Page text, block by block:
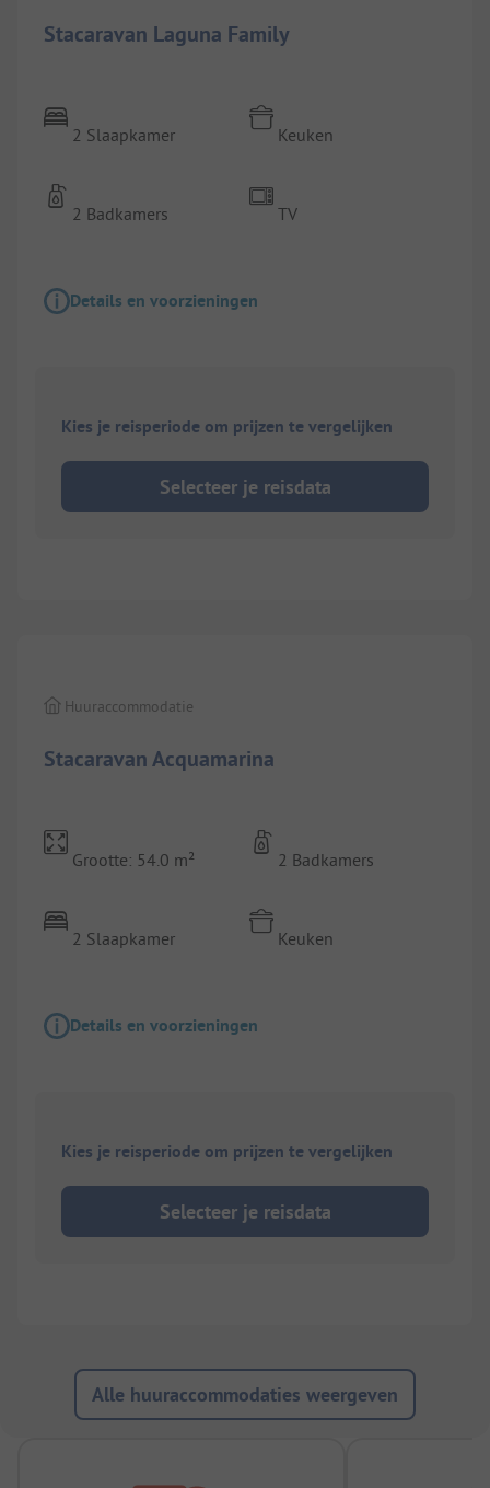
Stacaravan Laguna Family
2 Slaapkamer
2 Badkamers
Keuken
TV
Details en voorzieningen
Kies je reisperiode om prijzen te vergelijken
Selecteer je reisdata
Stacaravan Acquamarina
Huuraccommodatie
Grootte: 54.0 m²
2 Slaapkamer
2 Badkamers
Keuken
Details en voorzieningen
Kies je reisperiode om prijzen te vergelijken
Selecteer je reisdata
Alle huuraccommodaties weergeven